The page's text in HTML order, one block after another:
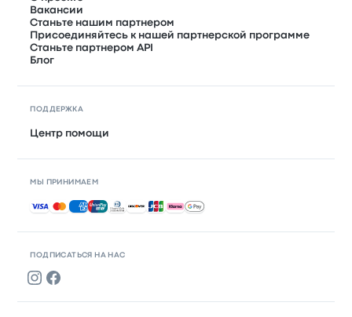
ПОДПИСАТЬСЯ НА НАС
Вакансии
Станьте нашим партнером
Присоединяйтесь к нашей партнерской программе
Станьте партнером API
Блог
ПОДДЕРЖКА
Центр помощи
МЫ ПРИНИМАЕМ
Принимаемые способы оплаты